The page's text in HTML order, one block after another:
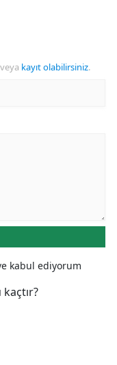
kayıt olabilirsiniz.
kabul ediyorum